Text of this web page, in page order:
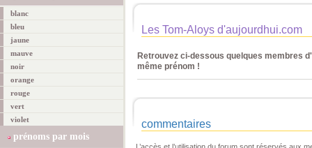
blanc
bleu
jaune
mauve
noir
orange
rouge
vert
violet
prénoms par mois
Les Tom-Aloys d'aujourdhui.com
Retrouvez ci-dessous quelques membres
même prénom !
commentaires